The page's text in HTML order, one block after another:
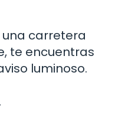
carretera
te encuentras
luminoso.